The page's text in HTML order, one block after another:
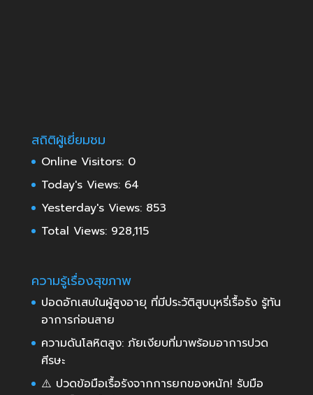
สถิติผู้เยี่ยมชม
Online Visitors: 0
Today's Views: 64
Yesterday's Views: 853
Total Views: 928,115
ความรู้เรื่องสุขภาพ
ปอดอักเสบในผู้สูงอายุ ที่มีประวัติสูบบุหรี่เรื้อรัง รู้ทัน
อาการก่อนสาย
ความดันโลหิตสูง: ภัยเงียบที่มาพร้อมอาการปวด
ศีรษะ
⚠️ ปวดข้อมือเรื้อรังจากการยกของหนัก! รับมือ